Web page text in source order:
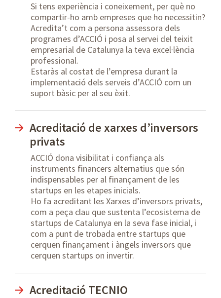
Si tens experiència i coneixement, per què no
compartir-ho amb empreses que ho necessitin?
Acredita’t com a persona assessora dels
programes d’ACCIÓ i posa al servei del teixit
empresarial de Catalunya la teva excel·lència
professional.
Estaràs al costat de l’empresa durant la
implementació dels serveis d’ACCIÓ com un
suport bàsic per al seu èxit.
Acreditació de xarxes d’inversors
privats
ACCIÓ dona visibilitat i confiança als
instruments financers alternatius que són
indispensables per al finançament de les
startups en les etapes inicials.
Ho fa acreditant les Xarxes d’inversors privats,
com a peça clau que sustenta l’ecosistema de
startups de Catalunya en la seva fase inicial, i
com a punt de trobada entre startups que
cerquen finançament i àngels inversors que
cerquen startups on invertir.
Acreditació TECNIO